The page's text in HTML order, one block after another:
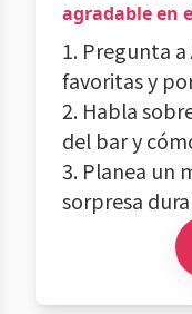
agradable en
1. Pregunta
favoritas y
2. Habla
del bar y
3. Planea un
sorpresa